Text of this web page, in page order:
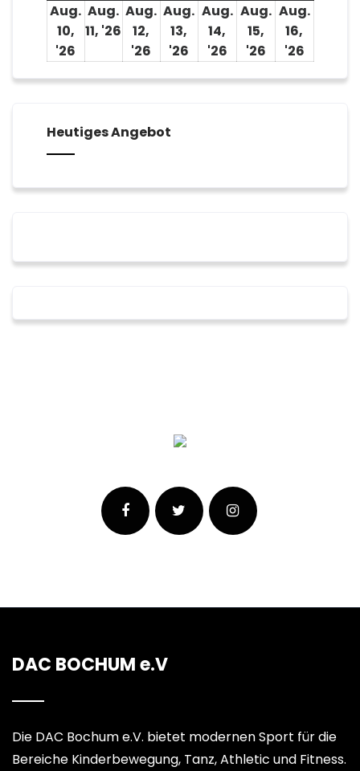
Aug.
10,
'26
Aug.
11, '26
Aug.
12,
'26
Aug.
13,
'26
Aug.
14,
'26
Aug.
15,
'26
Aug.
16,
'26
Heutiges Angebot
DAC BOCHUM e.V
Die DAC Bochum e.V. bietet modernen Sport für die
Bereiche Kinderbewegung, Tanz, Athletic und Fitness.